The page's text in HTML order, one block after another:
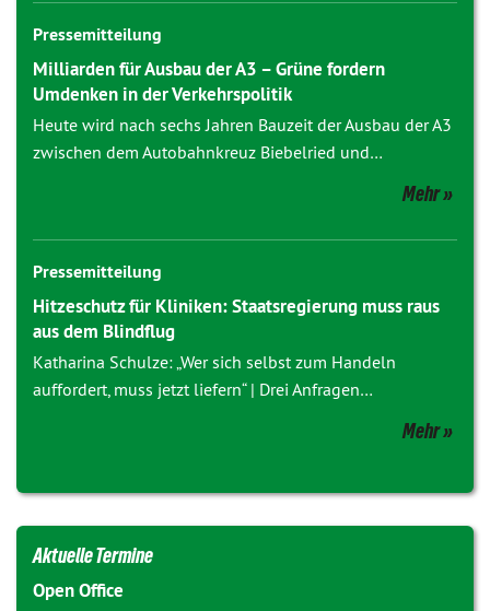
Pressemitteilung
Milliarden für Ausbau der A3 – Grüne fordern
Umdenken in der Verkehrspolitik
Heute wird nach sechs Jahren Bauzeit der Ausbau der A3
zwischen dem Autobahnkreuz Biebelried und…
Mehr
Pressemitteilung
Hitzeschutz für Kliniken: Staatsregierung muss raus
aus dem Blindflug
Katharina Schulze: „Wer sich selbst zum Handeln
auffordert, muss jetzt liefern“ | Drei Anfragen…
Mehr
Aktuelle Termine
Open Office